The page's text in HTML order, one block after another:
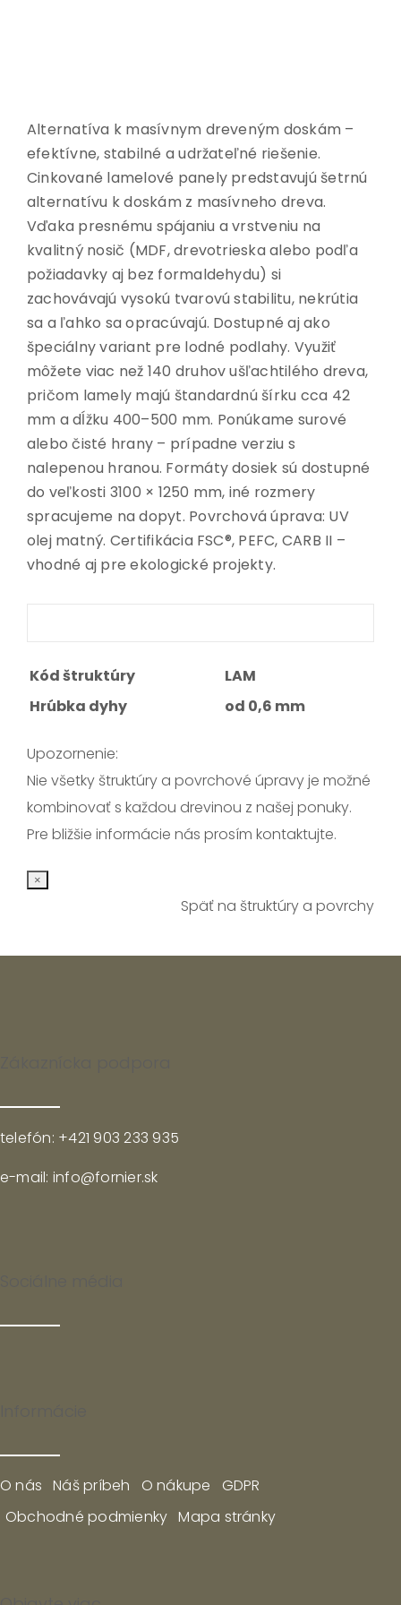
Alternatíva k masívnym dreveným doskám –
efektívne, stabilné a udržateľné riešenie.
Cinkované lamelové panely predstavujú šetrnú
alternatívu k doskám z masívneho dreva.
Vďaka presnému spájaniu a vrstveniu na
kvalitný nosič (MDF, drevotrieska alebo podľa
požiadavky aj bez formaldehydu) si
zachovávajú vysokú tvarovú stabilitu, nekrútia
sa a ľahko sa opracúvajú. Dostupné aj ako
špeciálny variant pre lodné podlahy. Využiť
môžete viac než 140 druhov ušľachtilého dreva,
pričom lamely majú štandardnú šírku cca 42
mm a dĺžku 400–500 mm. Ponúkame surové
alebo čisté hrany – prípadne verziu s
nalepenou hranou. Formáty dosiek sú dostupné
do veľkosti 3100 × 1250 mm, iné rozmery
spracujeme na dopyt. Povrchová úprava: UV
olej matný. Certifikácia FSC®, PEFC, CARB II –
vhodné aj pre ekologické projekty.
Kód štruktúry
LAM
Hrúbka dyhy
od 0,6 mm
Upozornenie:
Nie všetky štruktúry a povrchové úpravy je možné
kombinovať s každou drevinou z našej ponuky.
Pre bližšie informácie nás prosím kontaktujte.
×
Späť na štruktúry a povrchy
telefón: +421 903 233 935
e-mail: info@fornier.sk
O nás Náš príbeh O nákupe
GDPR
Obchodné podmienky Mapa stránky